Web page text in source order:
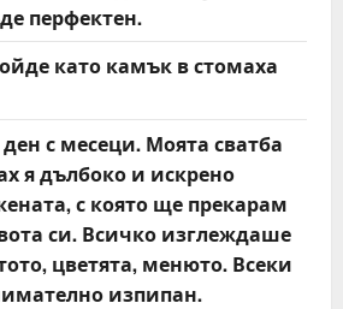
перфектен.
като камък в стомаха
с месеци. Моята сватба
я дълбоко и искрено
с която ще прекарам
си. Всичко изглеждаше
цветята, менюто. Всеки
изпипан.